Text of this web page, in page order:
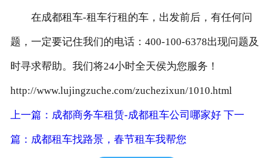
在成都租车-租车行租的车，出发前后，有任何问
题，一定要记住我们的电话：400-100-6378出现问题及
时寻求帮助。我们将24小时全天侯为您服务！
http://www.lujingzuche.com/zuchezixun/1010.html
上一篇：成都商务车租赁-成都租车公司哪家好 下一
篇：成都租车找路景，春节租车我帮您